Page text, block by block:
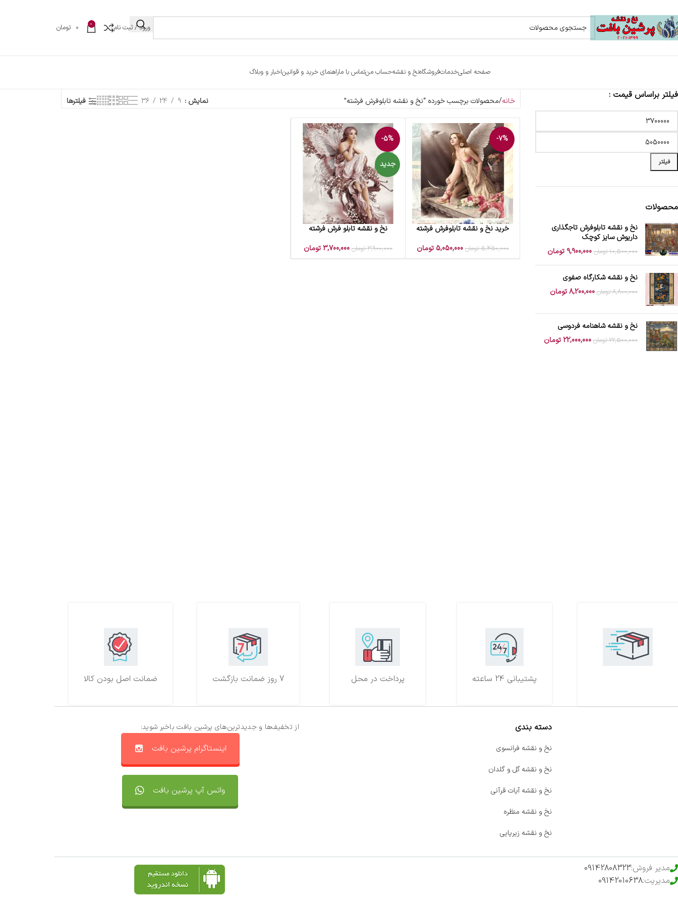
ورود / ثبت نام 0
0 تومان
صفحه اصلیخدماتفروشگاهنخ و نقشهحساب منتماس با ماراهنمای خرید و قوانیناخبار و وبلاگ
فیلتر براساس قیمت :
فیلتر
محصولات
نخ و نقشه تابلوفرش تاجگذاری
داریوش سایز کوچک
10,500,000 تومان 9,900,000 تومان
نخ و نقشه شکارگاه صفوی
8,800,000 تومان 8,200,000تومان
نخ و نقشه شاهنامه فردوسی
22,500,000 تومان 22,000,000تومان
خانه محصولات برچسب خورده “نخ و نقشه تابلوفرش فرشته” نمایش 9
24
36 فیلترها
-7%
افزودن به سبد خرید
خرید نخ و نقشه تابلوفرش فرشته
5,450,000 تومان 5,050,000 تومان
-5%
جدید
افزودن به سبد خرید
نخ و نقشه تابلو فرش فرشته
3,900,000 تومان 3,700,000تومان
ضمانت اصل بودن کالا 7 روز ضمانت بازگشت پرداخت در محل پشتیبانی 24 ساعته
از تخفیف‌ها و جدیدترین‌های پرشین بافت باخبر شوید:
اینستاگرام پرشین بافت
واتس آپ پرشین بافت
دسته بندی
نخ و نقشه فرانسوی
نخ و نقشه گل و گلدان
نخ و نقشه آیات قرآنی
نخ و نقشه منظره
نخ و نقشه زیرپایی
مدیر فروش:09142808323
مدیریت:09142010638